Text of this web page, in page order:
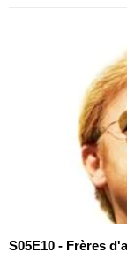
S05E10 - Frères